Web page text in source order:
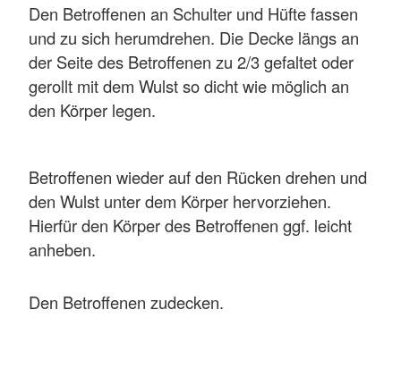
Den Betroffenen an Schulter und Hüfte fassen
und zu sich herumdrehen. Die Decke längs an
der Seite des Betroffenen zu 2/3 gefaltet oder
gerollt mit dem Wulst so dicht wie möglich an
den Körper legen.
Betroffenen wieder auf den Rücken drehen und
den Wulst unter dem Körper hervorziehen.
Hierfür den Körper des Betroffenen ggf. leicht
anheben.
Den Betroffenen zudecken.